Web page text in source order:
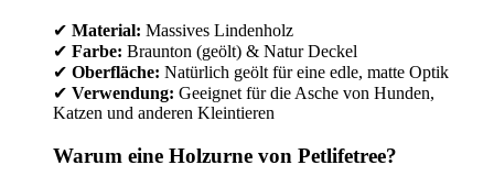
✔ Material: Massives Lindenholz
✔ Farbe: Braunton (geölt) & Natur Deckel
✔ Oberfläche: Natürlich geölt für eine edle, matte Optik
✔ Verwendung: Geeignet für die Asche von Hunden,
Katzen und anderen Kleintieren
Warum eine Holzurne von Petlifetree?